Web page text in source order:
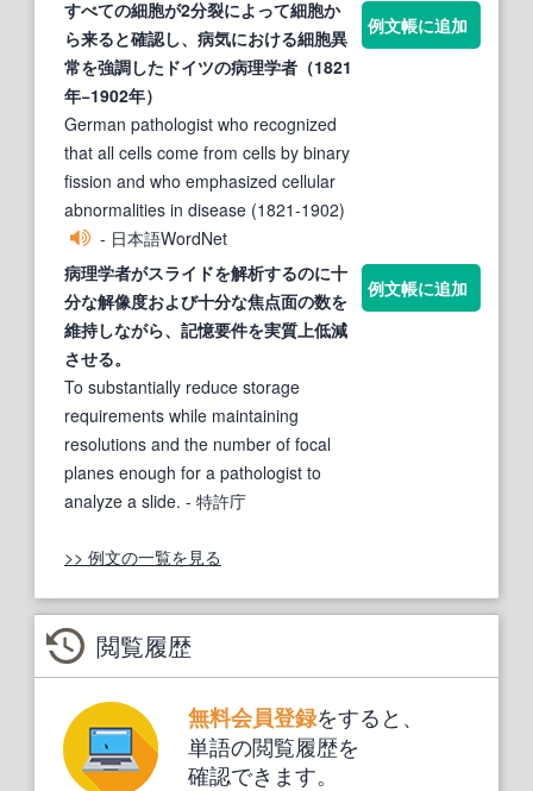
すべての細胞が2分裂によって細胞か
ら来ると確認し、病気における細胞異
常を強調したドイツの病理学者 （1821
年−1902年）
German pathologist who recognized
that all cells come from cells by binary
fission and who emphasized cellular
abnormalities in disease (1821-1902)
- 日本語WordNet
例文帳に追加
病理学者がスライドを解析するのに十
分な解像度および十分な焦点面の数を
維持しながら、記憶要件を実質上低減
させる。
To substantially reduce storage
requirements while maintaining
resolutions and the number of focal
planes enough for a pathologist to
analyze a slide. - 特許庁
例文帳に追加
>> 例文の一覧を見る
閲覧履歴
無料会員登録をすると、
単語の閲覧履歴を
確認できます。